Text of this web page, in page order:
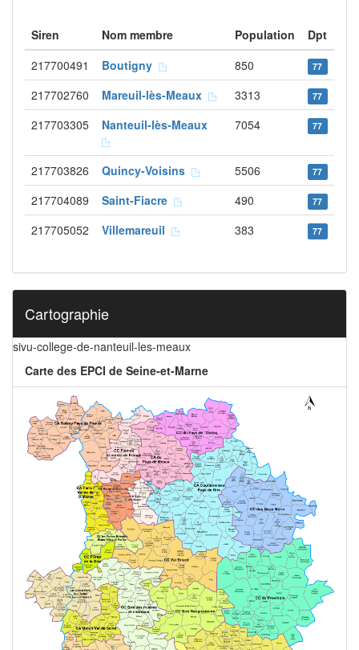
Siren Nom membre Population
Dpt
217700491
Boutigny 850 77
217702760 Mareuil-lès-Meaux 3313 77
217703305 Nanteuil-lès-Meaux 7054 77
217703826 Quincy-Voisins 5506 77
217704089 Saint-Fiacre 490 77
217705052 Villemareuil 383 77
Cartographie
sivu-college-de-nanteuil-les-meaux
Carte des EPCI de Seine-et-Marne